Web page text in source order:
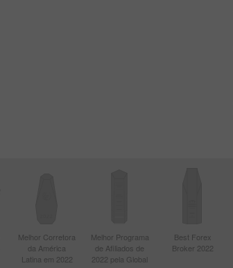
Melhor Corretora
da América
Latina em 2022
Melhor Programa
de Afiliados de
2022 pela Global
Best Forex
Broker 2022